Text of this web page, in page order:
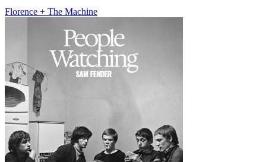
Florence + The Machine